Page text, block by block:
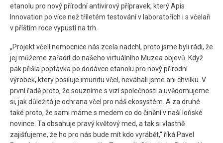
etanolu pro nový přírodní antivirový přípravek, který Apis
Innovation po více než tříletém testování v laboratořích i s včelaři
v příštím roce vypustí na trh.
„Projekt včelí nemocnice nás zcela nadchl, proto jsme byli rádi, že
jej můžeme zařadit do našeho virtuálního Muzea objevů. Když
pak přišla poptávka po dodávce etanolu pro nový přírodní
výrobek, který posiluje imunitu včel, neváhali jsme ani chvilku. V
první řadě proto, že souzníme s vizí společnosti a uvědomujeme
si, jak důležitá je ochrana včel pro náš ekosystém. A za druhé
také proto, že sami máme s medem co do činění v naší loňské
novince. Ta obsahuje pravý květový med, a tak si vlastně
zajišťujeme, že ho pro nás bude mít kdo vyrábět,“ říká Pavel